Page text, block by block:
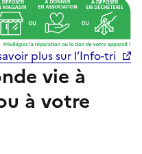
plus sur l’Info-tri
vie à
à votre